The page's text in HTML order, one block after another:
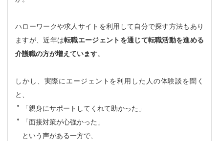
ハローワークや求人サイトを利用して自分で探す方法もあり
ますが、近年は転職エージェントを通じて転職活動を進める
介護職の方が増えています。
しかし、実際にエージェントを利用した人の体験談を聞く
と、
「親身にサポートしてくれて助かった」
「面接対策が心強かった」
という声がある一方で、